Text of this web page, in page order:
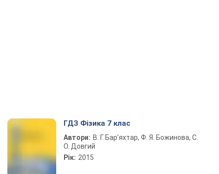
ГДЗ Фізика 7 клас
Автори: В. Г. Бар’яхтар, Ф. Я. Божинова, С.
О. Довгий
Рік: 2015